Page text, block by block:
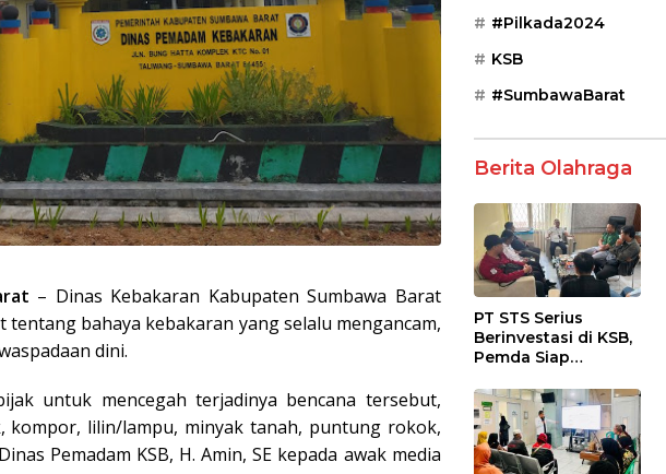
– Dinas Kebakaran Kabupaten Sumbawa Barat
tentang bahaya kebakaran yang selalu mengancam,
dini.
untuk mencegah terjadinya bencana tersebut,
kompor, lilin/lampu, minyak tanah, puntung rokok,
Pemadam KSB, H. Amin, SE kepada awak media
#Pilkada2024
KSB
#SumbawaBarat
Berita Olahraga
PT STS Serius
Berinvestasi di KSB,
Pemda Siap
dan Pastikan
Kepatuhan Regulasi